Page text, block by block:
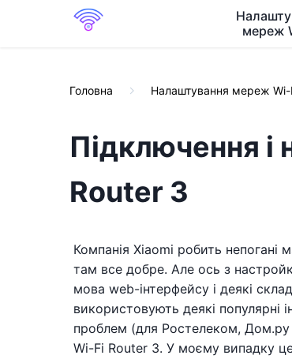
мереж
Головна Налаштування мереж Wi-
Підключення і
Router 3
Компанія Xiaomi робить непогані
там все добре. Але ось з
мова web-інтерфейсу і деякі
використовують деякі
проблем (для Ростелеком, Дом.ру
Wi-Fi Router 3. У моєму випадку